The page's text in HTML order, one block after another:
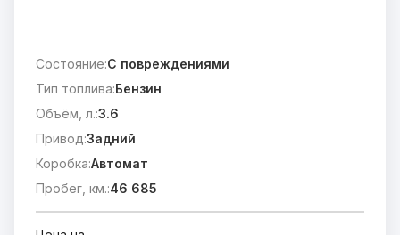
Состояние:C повреждениями
Тип топлива:Бензин
Объём, л.:3.6
Привод:Задний
Коробка:Автомат
Пробег, км.:46 685